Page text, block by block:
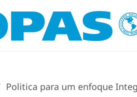
Politica para um enfoque